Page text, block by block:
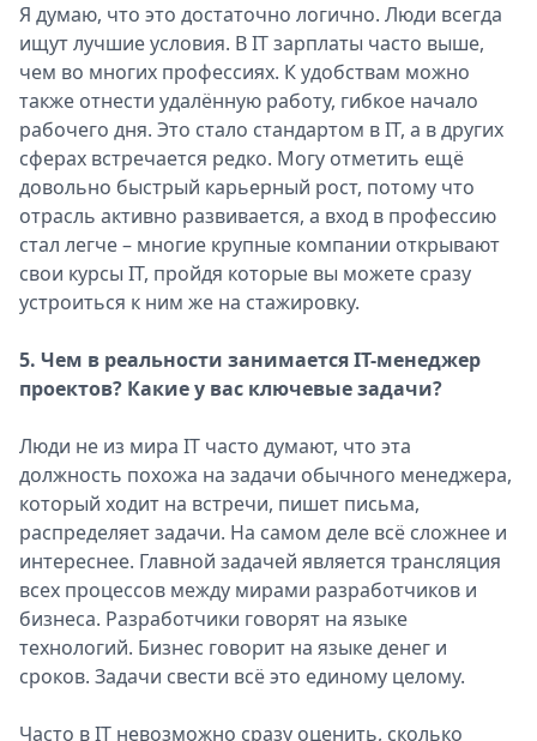
Я думаю, что это достаточно логично. Люди всегда
ищут лучшие условия. В IT зарплаты часто выше,
чем во многих профессиях. К удобствам можно
также отнести удалённую работу, гибкое начало
рабочего дня. Это стало стандартом в IT, а в других
сферах встречается редко. Могу отметить ещё
довольно быстрый карьерный рост, потому что
отрасль активно развивается, а вход в профессию
стал легче – многие крупные компании открывают
свои курсы IT, пройдя которые вы можете сразу
устроиться к ним же на стажировку.
5. Чем в реальности занимается IT-менеджер
проектов? Какие у вас ключевые задачи?
Люди не из мира IT часто думают, что эта
должность похожа на задачи обычного менеджера,
который ходит на встречи, пишет письма,
распределяет задачи. На самом деле всё сложнее и
интереснее. Главной задачей является трансляция
всех процессов между мирами разработчиков и
бизнеса. Разработчики говорят на языке
технологий. Бизнес говорит на языке денег и
сроков. Задачи свести всё это единому целому.
Часто в IT невозможно сразу оценить, сколько